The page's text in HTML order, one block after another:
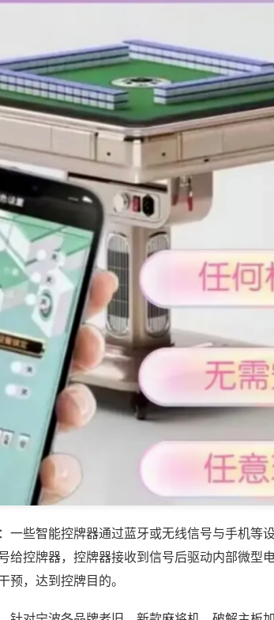
一些智能控牌器通过蓝牙或无线信号与手机等
给控牌器，控牌器接收到信号后驱动内部微型
预，达到控牌目的。